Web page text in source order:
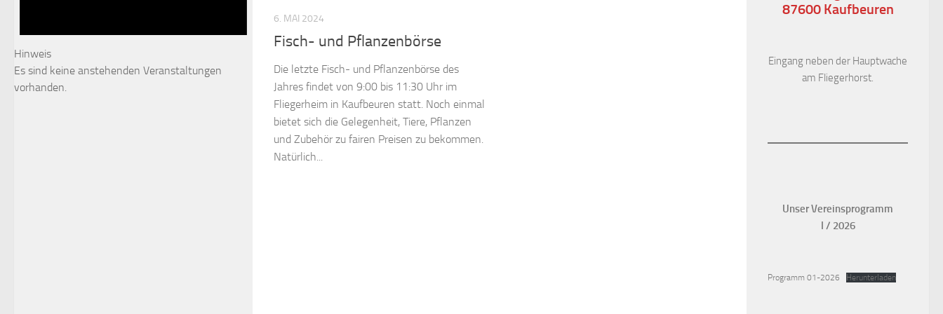
6. MAI 2024
Fisch- und Pflanzenbörse
Die letzte Fisch- und Pflanzenbörse des
Jahres findet von 9:00 bis 11:30 Uhr im
Fliegerheim in Kaufbeuren statt. Noch einmal
bietet sich die Gelegenheit, Tiere, Pflanzen
und Zubehör zu fairen Preisen zu bekommen.
Natürlich...
Hinweis
Es sind keine anstehenden Veranstaltungen
vorhanden.
87600 Kaufbeuren
Eingang neben der Hauptwache
am Fliegerhorst.
Unser Vereinsprogramm
I / 2026
Programm 01-2026 Herunterladen